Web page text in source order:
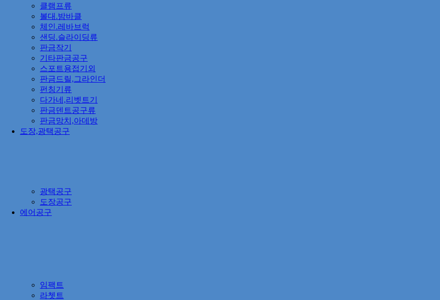
클램프류
볼대.밤바클
체인.레바브럭
샌딩.슬라이딩류
판금작기
기타판금공구
스포트용접기외
판금드릴,그라인더
펀칭기류
다가네,리벳트기
판금덴트공구류
판금망치,아데방
도장,광택공구
광택공구
도장공구
에어공구
임팩트
라쳇트